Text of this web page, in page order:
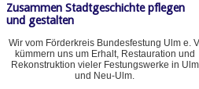
Zusammen Stadtgeschichte pflegen
und gestalten
Wir vom Förderkreis Bundesfestung Ulm e.
kümmern uns um Erhalt, Restauration und
Rekonstruktion vieler Festungswerke in Ulm
und Neu-Ulm.